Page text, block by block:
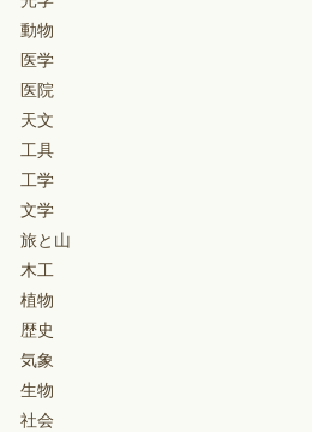
動物
医学
医院
天文
工具
工学
文学
旅と山
木工
植物
歴史
気象
生物
社会